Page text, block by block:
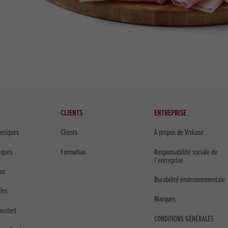
CLIENTS
Clients
Formation
ENTREPRISE
À propos de Viskase
Responsabilité sociale de
l’entreprise
Durabilité environnementale
Marques
CONDITIONS GÉNÉRALES